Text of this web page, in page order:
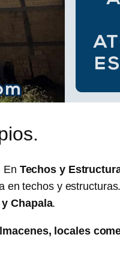
En Techos y
techos y
Chapala.
locales